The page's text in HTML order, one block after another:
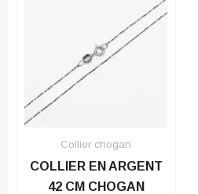
Collier chogan
COLLIER EN ARGENT
42 CM CHOGAN